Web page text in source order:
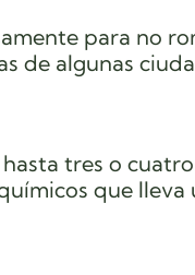
para no
de algunas
tres o
que lleva